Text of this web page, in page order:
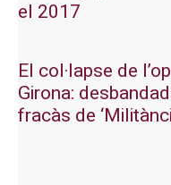
el 2017
El col·lapse de
Girona:
fracàs de